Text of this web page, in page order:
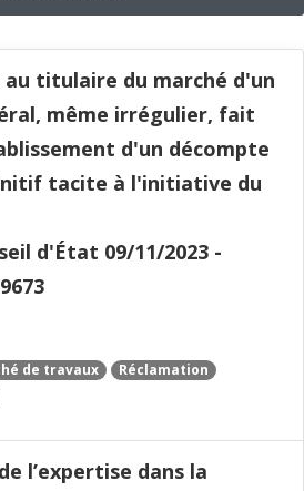
titulaire du marché d'un
même irrégulier, fait
d'un décompte
tacite à l'initiative du
d'État 09/11/2023 -
de travaux
Réclamation
l’expertise dans la